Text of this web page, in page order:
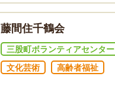
藤間住千鶴会
三股町ボランティアセンター
文化芸術
高齢者福祉